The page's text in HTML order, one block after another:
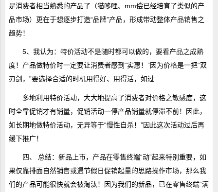
是消费者相当熟悉的产品了（猫哆哩、mm偿已经培育了类似的产
品市场）更在于想逐步打造“品牌”产品，形成带动整体产品销售之
趋势！
5、我认为：特价活动不是随时都可以做的，要看产品之成熟
度！产品做特价时一定要让消费者感到“实惠！”因为价格是一把“双
刃剑，”要选择合适的时机用得好、用得活，如过
多地利用特价活动，大大地提高了消费者对价格之敏感度，这
时全靠促销才有销量，促销活动一停产品销量就停滞不前！因此，
如长期地做特价活动，无异等于“慢性自杀！”因此这次活动过后再
缓下推广！
四、 总结：新品上市，产品在零售终端“动”起来特别重要，如
果仅靠排面自然销售或遇节假日促销起量的思路操作市场，那么我
们的产品可能很快就会被淘汰！因为我们的新品，已在零售终端“满